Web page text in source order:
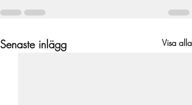
Senaste inlägg Visa alla